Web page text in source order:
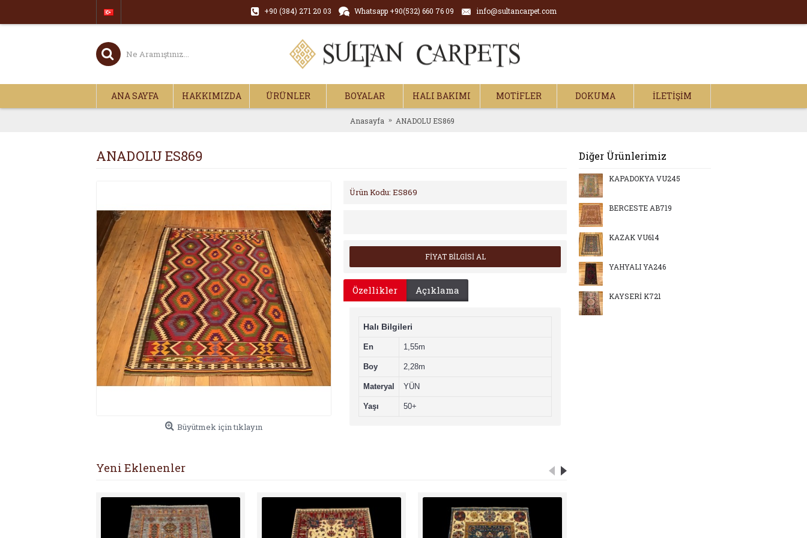
+90 (384) 271 20 03 Whatsapp +90(532) 660 76 09 info@sultancarpet.com
ANA SAYFA HAKKIMIZDA ÜRÜNLER BOYALAR HALI BAKIMI MOTİFLER DOKUMA İLETIŞIM
Anasayfa ANADOLU ES869
Diğer Ürünlerimiz
KAPADOKYA VU245
BERCESTE AB719
KAZAK VU614
YAHYALI YA246
KAYSERİ K721
ANADOLU ES869
Büyütmek için tıklayın
Ürün Kodu: ES869
FİYAT BİLGİSİ AL
Özellikler Açıklama
Halı Bilgileri
En 1,55m
Boy 2,28m
Materyal YÜN
Yaşı 50+
Yeni Eklenenler